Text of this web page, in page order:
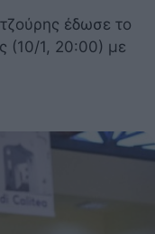
έδωσε το
(10/1, 20:00) με